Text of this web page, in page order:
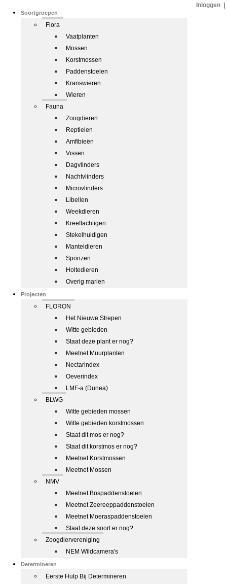
Soortgroepen
Flora
Vaatplanten
Mossen
Korstmossen
Paddenstoelen
Kranswieren
Wieren
Fauna
Zoogdieren
Reptielen
Amfibieën
Vissen
Dagvlinders
Nachtvlinders
Microvlinders
Libellen
Weekdieren
Kreeftachtigen
Stekelhuidigen
Manteldieren
Sponzen
Holtedieren
Overig marien
Projecten
FLORON
Het Nieuwe Strepen
Witte gebieden
Staat deze plant er nog?
Meetnet Muurplanten
Nectarindex
Oeverindex
LMF-a (Dunea)
BLWG
Witte gebieden mossen
Witte gebieden korstmossen
Staat dit mos er nog?
Staat dit korstmos er nog?
Meetnet Korstmossen
Meetnet Mossen
NMV
Meetnet Bospaddenstoelen
Meetnet Zeereeppaddenstoelen
Meetnet Moeraspaddenstoelen
Staat deze soort er nog?
Zoogdiervereniging
NEM Wildcamera's
Determineren
Eerste Hulp Bij Determineren
Inloggen